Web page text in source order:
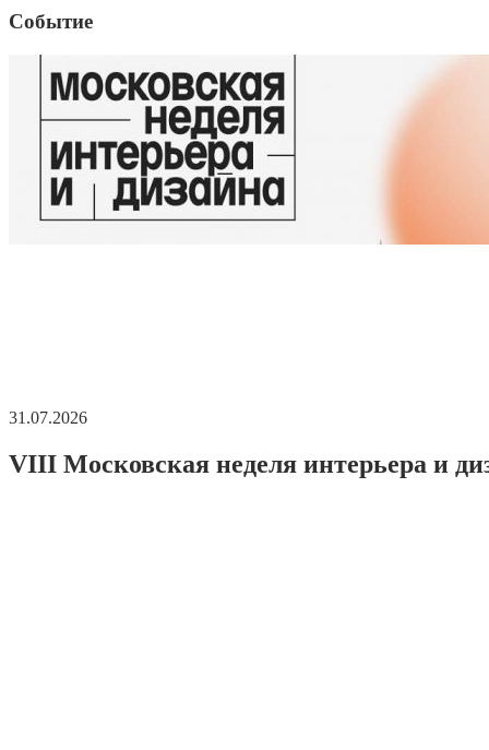
Событие
31.07.2026
VIII Московская неделя интерьера и